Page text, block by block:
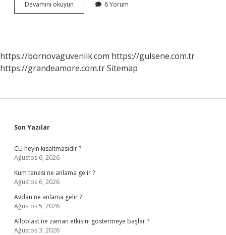
Devamını okuyun
Nasıl
6 Yorum
https://bornovaguvenlik.com https://gulsene.com.tr
https://grandeamore.com.trSitemap
Sidebar
Son Yazılar
CU neyin kısaltmasıdır ?
Ağustos 6, 2026
Kum tanesi ne anlama gelir ?
Ağustos 6, 2026
Avdan ne anlama gelir ?
Ağustos 5, 2026
Alloblast ne zaman etkisini göstermeye başlar ?
Ağustos 3, 2026